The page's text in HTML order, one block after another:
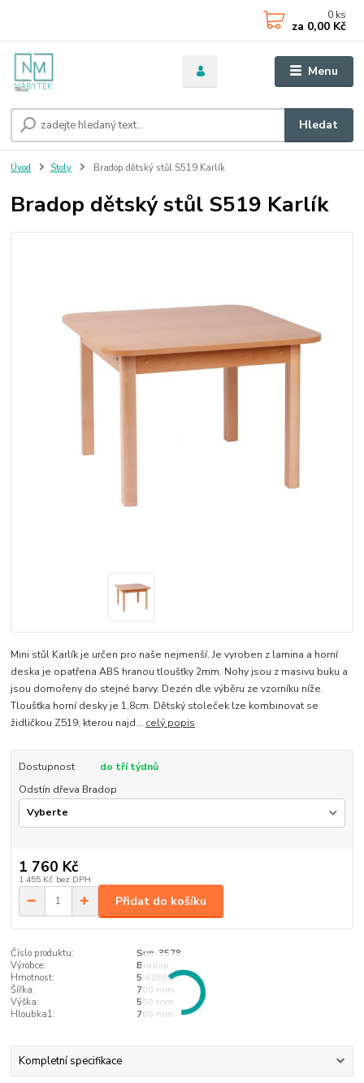
Menu
Hledat
0 ks
za 0,00 Kč
Úvod Stoly Bradop dětský stůl S519 Karlík
Bradop dětský stůl S519 Karlík
Mini stůl Karlík je určen pro naše nejmenší. Je vyroben z lamina a horní
deska je opatřena ABS hranou tloušťky 2mm. Nohy jsou z masivu buku a
jsou domořeny do stejné barvy. Dezén dle výběru ze vzorníku níže.
Tloušťka horní desky je 1,8cm. Dětský stoleček lze kombinovat se
židličkou Z519, kterou najd... celý popis
Dostupnost
do tří týdnů
Odstín dřeva Bradop
1 760 Kč
1 455 Kč bez DPH
Přidat do košíku
Číslo produktu:
Sun-3578
Výrobce:
Bradop
Hmotnost:
5,42500
Šířka:
700 mm
Výška:
500 mm
Hloubka1:
700 mm
Kompletní specifikace